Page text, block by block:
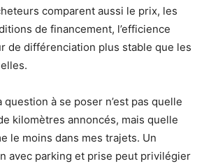
comparent aussi le prix, les
de financement, l’efficience
de différenciation plus stable que les
à se poser n’est pas quelle
kilomètres annoncés, mais quelle
le moins dans mes trajets. Un
avec parking et prise peut privilégier